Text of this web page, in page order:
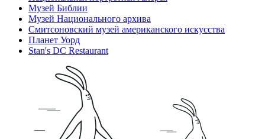
Музей Библии
Музей Национального архива
Смитсоновский музей американского искусства
Планет Уорд
Stan's DC Restaurant